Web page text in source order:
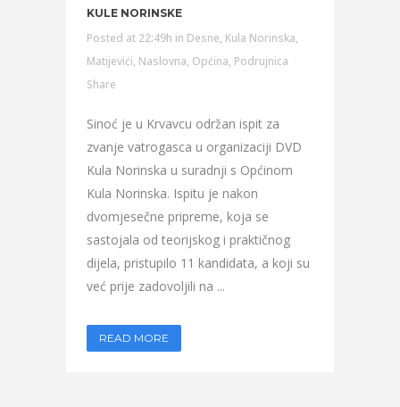
KULE NORINSKE
Posted at 22:49h in Desne, Kula Norinska,
Matijevići, Naslovna, Općina, Podrujnica
Share
Sinoć je u Krvavcu održan ispit za
zvanje vatrogasca u organizaciji DVD
Kula Norinska u suradnji s Općinom
Kula Norinska. Ispitu je nakon
dvomjesečne pripreme, koja se
sastojala od teorijskog i praktičnog
dijela, pristupilo 11 kandidata, a koji su
već prije zadovoljili na ...
READ MORE